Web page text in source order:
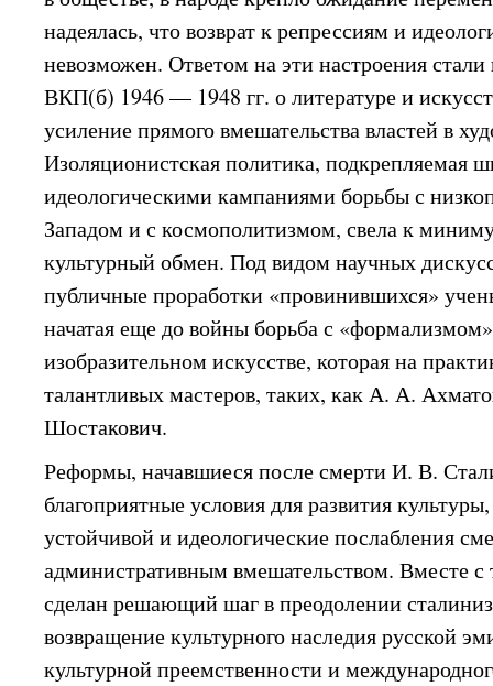
надеялась, что возврат к репрессиям и
невозможен. Ответом на эти настроения
ВКП(б) 1946 — 1948 гг. о литературе и
усиление прямого вмешательства властей в
Изоляционистская политика, подкрепляемая
идеологическими кампаниями борьбы с
Западом и с космополитизмом, свела к
культурный обмен. Под видом научных
публичные проработки «провинившихся»
начатая еще до войны борьба с
изобразительном искусстве, которая на
талантливых мастеров, таких, как А. А.
Шостакович.
Реформы, начавшиеся после смерти И. В.
благоприятные условия для развития
устойчивой и идеологические послабления
административным вмешательством. Вместе
сделан решающий шаг в преодолении
возвращение культурного наследия русской
культурной преемственности и